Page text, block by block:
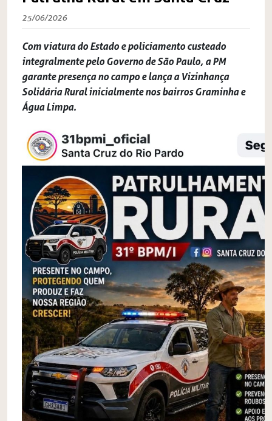
25/06/2026
Com viatura do Estado e policiamento custeado
integralmente pelo Governo de São Paulo, a PM
garante presença no campo e lança a Vizinhança
Solidária Rural inicialmente nos bairros Graminha e
Água Limpa.